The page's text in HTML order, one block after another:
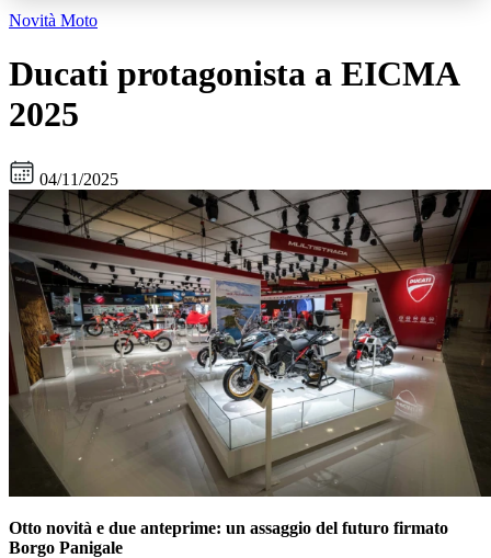
Novità Moto
Ducati protagonista a EICMA
2025
04/11/2025
Otto novità e due anteprime: un assaggio del futuro firmato
Borgo Panigale